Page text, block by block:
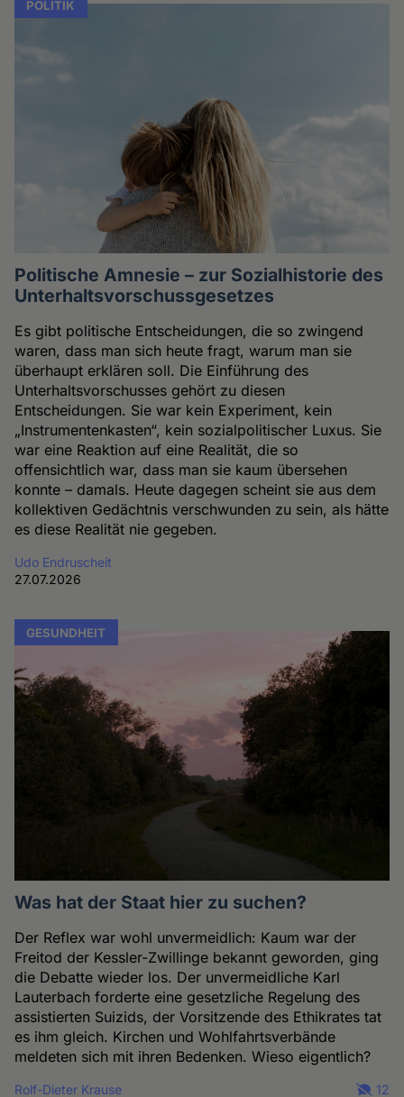
POLITIK
Politische Amnesie – zur Sozialhistorie des
Unterhaltsvorschussgesetzes
Es gibt politische Entscheidungen, die so zwingend
waren, dass man sich heute fragt, warum man sie
überhaupt erklären soll. Die Einführung des
Unterhaltsvorschusses gehört zu diesen
Entscheidungen. Sie war kein Experiment, kein
„Instrumentenkasten“, kein sozialpolitischer Luxus. Sie
war eine Reaktion auf eine Realität, die so
offensichtlich war, dass man sie kaum übersehen
konnte – damals. Heute dagegen scheint sie aus dem
kollektiven Gedächtnis verschwunden zu sein, als hätte
es diese Realität nie gegeben.
Udo Endruscheit
27.07.2026
GESUNDHEIT
Was hat der Staat hier zu suchen?
Der Reflex war wohl unvermeidlich: Kaum war der
Freitod der Kessler-Zwillinge bekannt geworden, ging
die Debatte wieder los. Der unvermeidliche Karl
Lauterbach forderte eine gesetzliche Regelung des
assistierten Suizids, der Vorsitzende des Ethikrates tat
es ihm gleich. Kirchen und Wohlfahrtsverbände
meldeten sich mit ihren Bedenken. Wieso eigentlich?
Rolf-Dieter Krause 12